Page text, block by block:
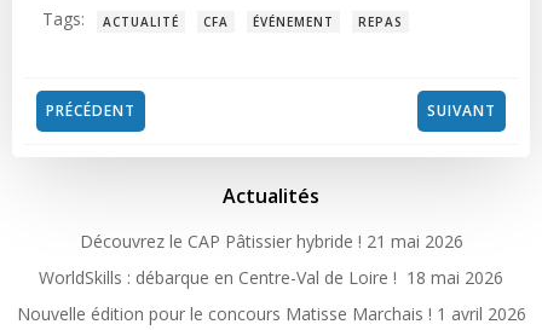
Tags: ACTUALITÉ CFA ÉVÉNEMENT REPAS
Post
navigation
PRÉCÉDENT
navigation
SUIVANT
Actualités
Découvrez le CAP Pâtissier hybride ! 21 mai 2026
WorldSkills : débarque en Centre-Val de Loire ! 18 mai 2026
Nouvelle édition pour le concours Matisse Marchais ! 1 avril 2026